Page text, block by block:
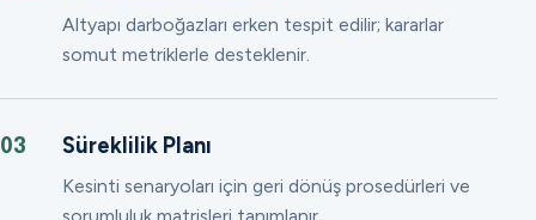
Altyapı darboğazları erken tespit edilir; kararlar
somut metriklerle desteklenir.
03 Süreklilik Planı
Kesinti senaryoları için geri dönüş prosedürleri ve
sorumluluk matrisleri tanımlanır.